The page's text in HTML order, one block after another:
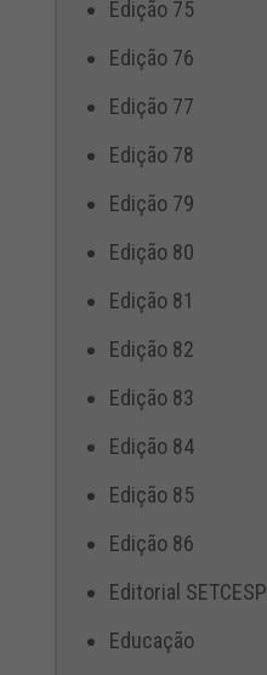
Edição 75
Edição 76
Edição 77
Edição 78
Edição 79
Edição 80
Edição 81
Edição 82
Edição 83
Edição 84
Edição 85
Edição 86
Editorial SETCESP
Educação